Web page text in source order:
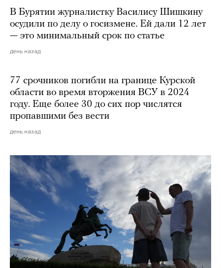
В Бурятии журналистку Василису Шишкину
осудили по делу о госизмене. Ей дали 12 лет
— это минимальный срок по статье
день назад
77 срочников погибли на границе Курской
области во время вторжения ВСУ в 2024
году. Еще более 30 до сих пор числятся
пропавшими без вести
день назад